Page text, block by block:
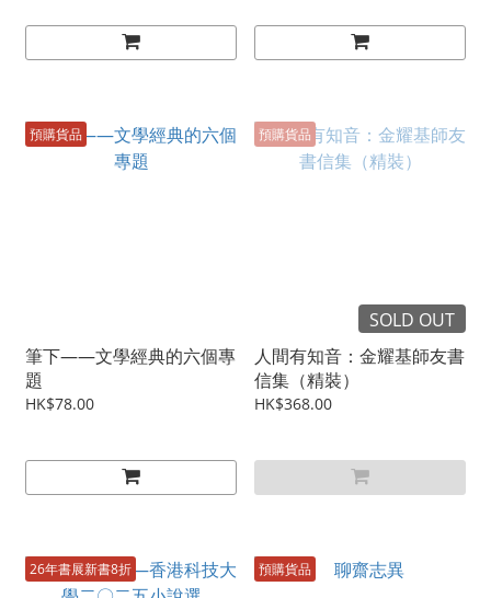
預購貨品
筆下——文學經典的六個專
題
HK$78.00
預購貨品
SOLD OUT
人間有知音：金耀基師友書
信集（精裝）
HK$368.00
26年書展新書8折 預購貨品